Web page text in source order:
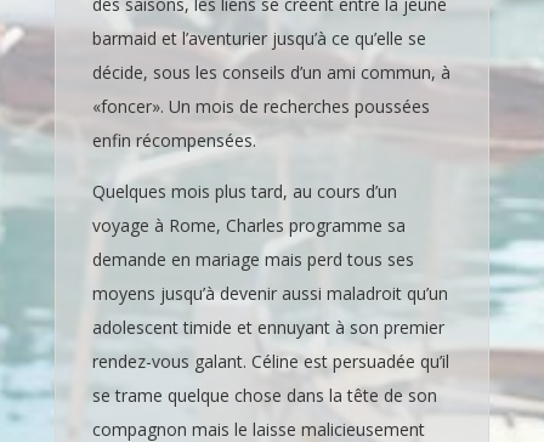
barmaid et l’aventurier jusqu’à ce qu’elle se
décide, sous les conseils d’un ami commun, à
«foncer». Un mois de recherches poussées
enfin récompensées.
Quelques mois plus tard, au cours d’un
voyage à Rome, Charles programme sa
demande en mariage mais perd tous ses
moyens jusqu’à devenir aussi maladroit qu’un
adolescent timide et ennuyant à son premier
rendez-vous galant. Céline est persuadée qu’il
se trame quelque chose dans la tête de son
compagnon mais le laisse malicieusement